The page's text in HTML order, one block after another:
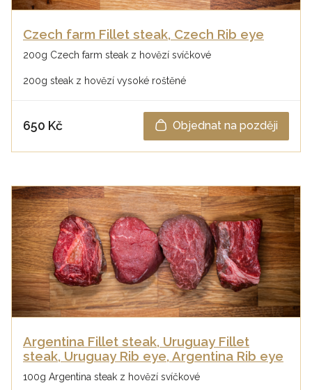
Czech farm Fillet steak, Czech Rib eye
200g Czech farm steak z hovězí svíčkové
200g steak z hovězí vysoké roštěné
650 Kč Objednat na později
Argentina Fillet steak, Uruguay Fillet
steak, Uruguay Rib eye, Argentina Rib eye
100g Argentina steak z hovězí svíčkové